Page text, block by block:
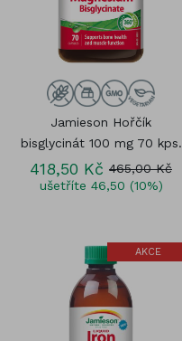
Jamieson Hořčík
bisglycinát 100 mg 70 kps.
418,50 Kč 465,00 Kč
ušetříte 46,50 (10%)
AKCE